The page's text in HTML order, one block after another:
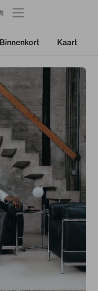
Binnenkort Kaart